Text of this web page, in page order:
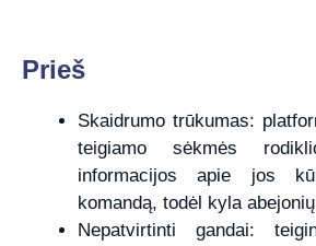
Prieš
Skaidrumo trūkumas:
teigiamo sėkmės
informacijos apie jos
komandą, todėl kyla
Nepatvirtinti gandai: